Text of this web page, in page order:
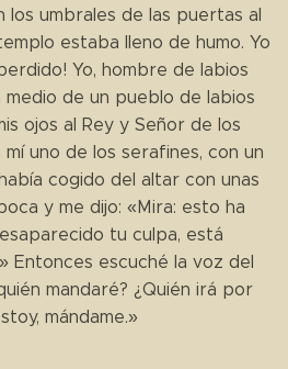
los umbrales de las puertas al
estaba lleno de humo. Yo
Yo, hombre de labios
de un pueblo de labios
ojos al Rey y Señor de los
uno de los serafines, con un
cogido del altar con unas
y me dijo: «Mira: esto ha
tu culpa, está
Entonces escuché la voz del
mandaré? ¿Quién irá por
mándame.»